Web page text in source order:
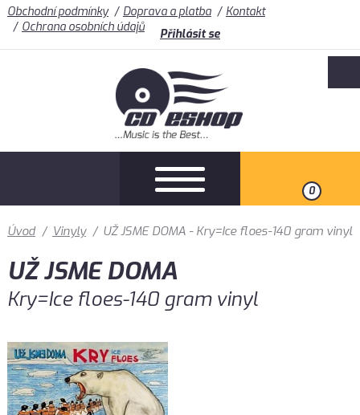
Obchodní podmínky Doprava a platba
Kontakt
Ochrana osobních údajů
Přihlásit se
0
Úvod / Vinyly / UŽ JSME DOMA - Kry=Ice floes-140 gram vinyl
UŽ JSME DOMA
Kry=Ice floes-140 gram vinyl